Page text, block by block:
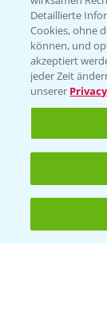
T.
KONTAKT
Hilfe
Detaillierte
Cookies, ohne
können, und
akzeptiert
jeder Zeit
unserer